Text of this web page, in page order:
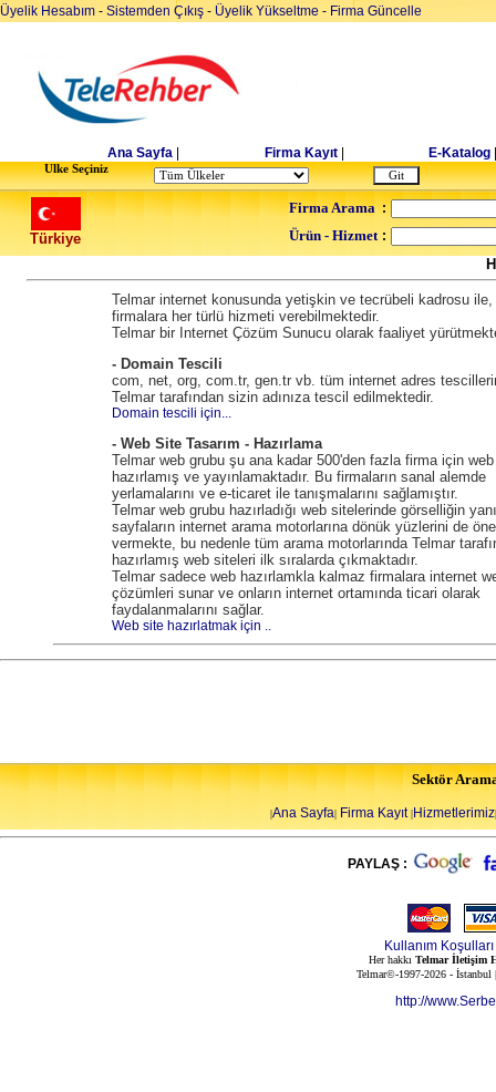
Üyelik Hesabım - Sistemden Çıkış - Üyelik Yükseltme - Firma Güncelle
Ana Sayfa Firma Kayıt E-Katalog
Ulke Seçiniz
Türkiye
Firma Arama :
Ürün - Hizmet :
Telmar internet konusunda yetişkin ve tecrübeli kadrosu ile,
firmalara her türlü hizmeti verebilmektedir.
Telmar bir Internet Çözüm Sunucu olarak faaliyet
- Domain Tescili
com, net, org, com.tr, gen.tr vb. tüm internet adres
Telmar tarafından sizin adınıza tescil edilmektedir.
Domain tescili için...
- Web Site Tasarım - Hazırlama
Telmar web grubu şu ana kadar 500'den fazla firma için
hazırlamış ve yayınlamaktadır. Bu firmaların sanal alemde
yerlamalarını ve e-ticaret ile tanışmalarını sağlamıştır.
Telmar web grubu hazırladığı web sitelerinde görselliğin
sayfaların internet arama motorlarına dönük yüzlerini de
vermekte, bu nedenle tüm arama motorlarında Telmar
hazırlamış web siteleri ilk sıralarda çıkmaktadır.
Telmar sadece web hazırlamkla kalmaz firmalara internet
çözümleri sunar ve onların internet ortamında ticari olarak
faydalanmalarını sağlar.
Web site hazırlatmak için ..
Sektör
|Ana Sayfa| Firma Kayıt|Hizmetlerimiz|
PAYLAŞ :
Kullanım Koşulları
Her hakkı Telmar İletişim
Telmar©-1997-2026 -
http://